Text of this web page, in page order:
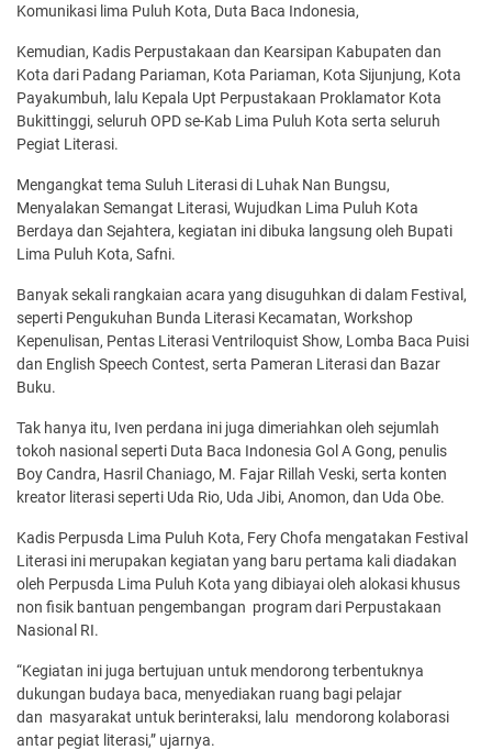
Komunikasi lima Puluh Kota, Duta Baca Indonesia,
Kemudian, Kadis Perpustakaan dan Kearsipan Kabupaten dan
Kota dari Padang Pariaman, Kota Pariaman, Kota Sijunjung, Kota
Payakumbuh, lalu Kepala Upt Perpustakaan Proklamator Kota
Bukittinggi, seluruh OPD se-Kab Lima Puluh Kota serta seluruh
Pegiat Literasi.
Mengangkat tema Suluh Literasi di Luhak Nan Bungsu,
Menyalakan Semangat Literasi, Wujudkan Lima Puluh Kota
Berdaya dan Sejahtera, kegiatan ini dibuka langsung oleh Bupati
Lima Puluh Kota, Safni.
Banyak sekali rangkaian acara yang disuguhkan di dalam Festival,
seperti Pengukuhan Bunda Literasi Kecamatan, Workshop
Kepenulisan, Pentas Literasi Ventriloquist Show, Lomba Baca Puisi
dan English Speech Contest, serta Pameran Literasi dan Bazar
Buku.
Tak hanya itu, Iven perdana ini juga dimeriahkan oleh sejumlah
tokoh nasional seperti Duta Baca Indonesia Gol A Gong, penulis
Boy Candra, Hasril Chaniago, M. Fajar Rillah Veski, serta konten
kreator literasi seperti Uda Rio, Uda Jibi, Anomon, dan Uda Obe.
Kadis Perpusda Lima Puluh Kota, Fery Chofa mengatakan Festival
Literasi ini merupakan kegiatan yang baru pertama kali diadakan
oleh Perpusda Lima Puluh Kota yang dibiayai oleh alokasi khusus
non fisik bantuan pengembangan program dari Perpustakaan
Nasional RI.
“Kegiatan ini juga bertujuan untuk mendorong terbentuknya
dukungan budaya baca, menyediakan ruang bagi pelajar
dan masyarakat untuk berinteraksi, lalu mendorong kolaborasi
antar pegiat literasi,” ujarnya.